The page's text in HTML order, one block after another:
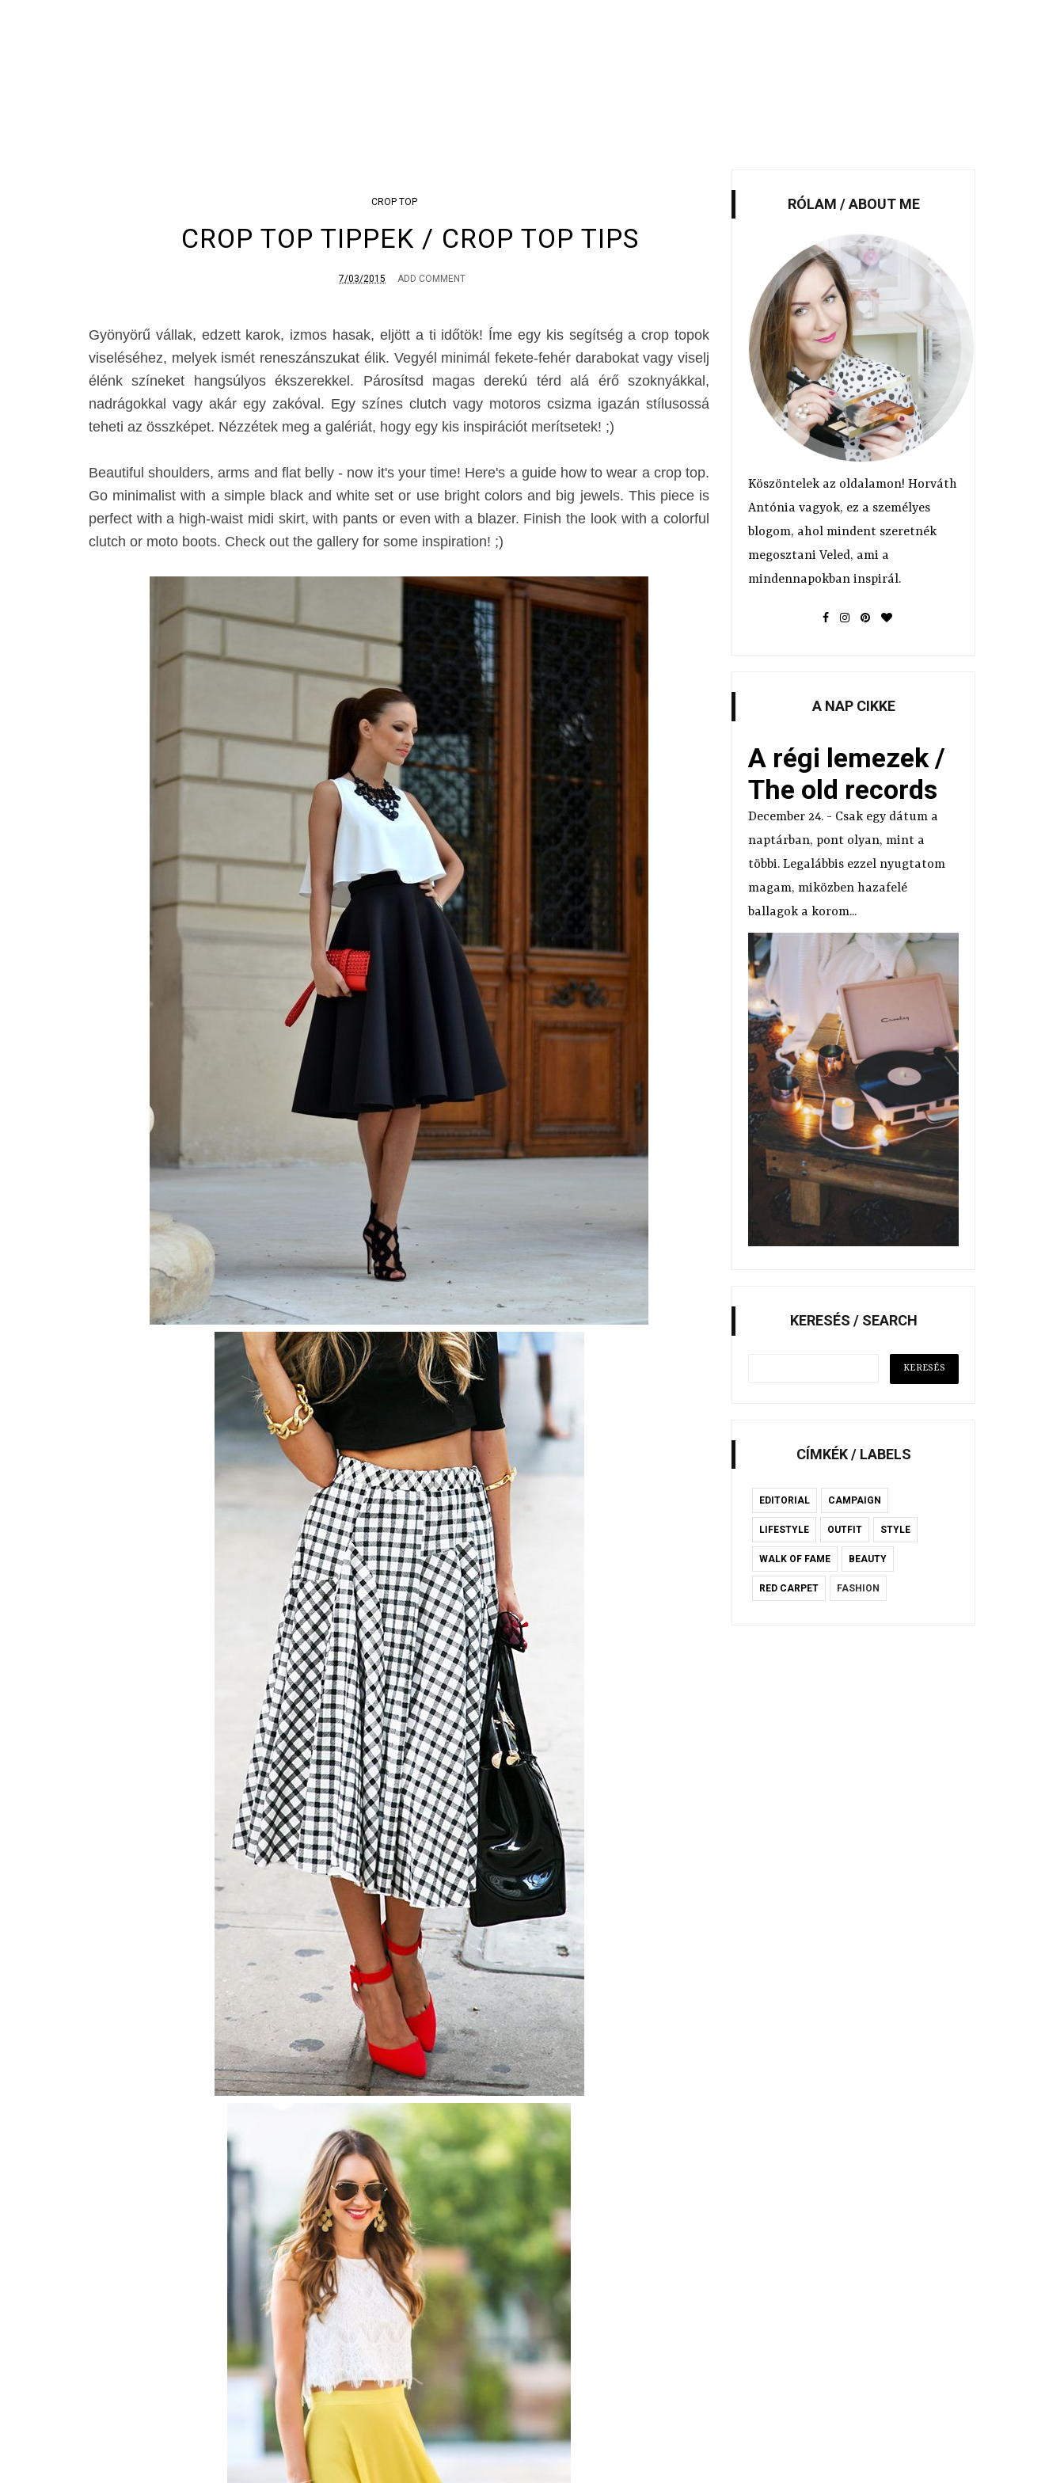
CROP TOP
CROP TOP TIPPEK / CROP TOP TIPS
7/03/2015 ADD COMMENT
Gyönyörű vállak, edzett karok, izmos hasak, eljött a ti időtök! Íme egy kis segítség a crop topok
viseléséhez, melyek ismét reneszánszukat élik. Vegyél minimál fekete-fehér darabokat vagy viselj
élénk színeket hangsúlyos ékszerekkel. Párosítsd magas derekú térd alá érő szoknyákkal,
nadrágokkal vagy akár egy zakóval. Egy színes clutch vagy motoros csizma igazán stílusossá
teheti az összképet. Nézzétek meg a galériát, hogy egy kis inspirációt merítsetek! ;)
Beautiful shoulders, arms and flat belly - now it's your time! Here's a guide how to wear a crop top.
Go minimalist with a simple black and white set or use bright colors and big jewels. This piece is
perfect with a high-waist midi skirt, with pants or even with a blazer. Finish the look with a colorful
clutch or moto boots. Check out the gallery for some inspiration! ;)
RÓLAM / ABOUT ME
Köszöntelek az oldalamon! Horváth
Antónia vagyok, ez a személyes
blogom, ahol mindent szeretnék
megosztani Veled, ami a
mindennapokban inspirál.
A NAP CIKKE
A régi lemezek /
The old records
December 24. - Csak egy dátum a
naptárban, pont olyan, mint a
többi. Legalábbis ezzel nyugtatom
magam, miközben hazafelé
ballagok a korom...
KERESÉS / SEARCH
CÍMKÉK / LABELS
EDITORIAL CAMPAIGN
LIFESTYLE OUTFIT STYLE
WALK OF FAME BEAUTY
RED CARPET FASHION